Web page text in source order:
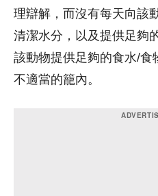
理辯解，而沒有每天向該
清潔水分，以及提供足夠
該動物提供足夠的食水/食
不適當的籠內。